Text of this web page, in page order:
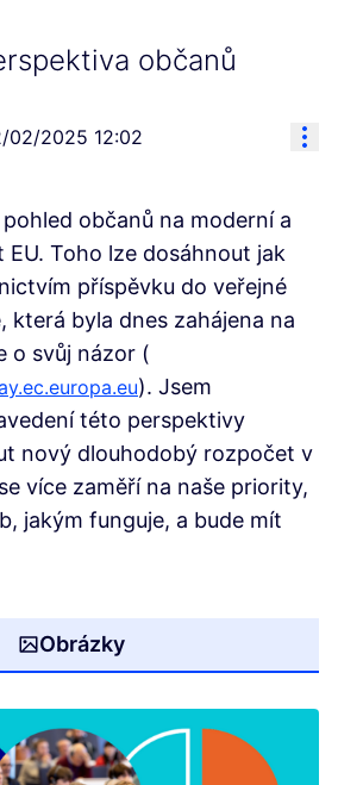
občanů
02/2025 12:02
občanů na moderní a
Toho lze dosáhnout jak
příspěvku do veřejné
která byla dnes zahájena na
o svůj názor (
(Externí odkaz)
(Externí odkaz)
). Jsem
této perspektivy
nový dlouhodobý rozpočet v
více zaměří na naše priority,
jakým funguje, a bude mít
Obrázky